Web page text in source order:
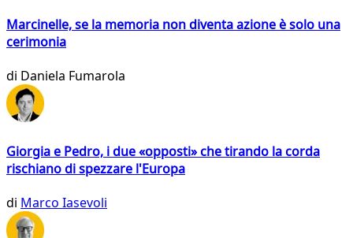
Marcinelle, se la memoria non diventa azione è solo una
cerimonia
di Daniela Fumarola
Giorgia e Pedro, i due «opposti» che tirando la corda
rischiano di spezzare l'Europa
di Marco Iasevoli